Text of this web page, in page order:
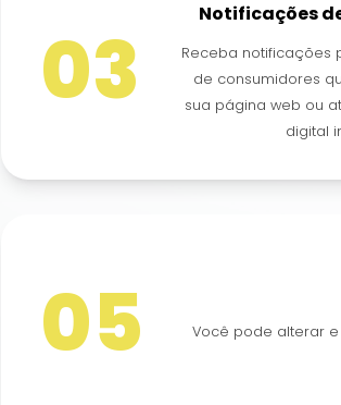
03
Notificações
Receba notificações
de consumidores
sua página web ou
digital
05
Você pode alterar